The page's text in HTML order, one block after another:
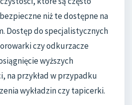
niż te dostępne na
Dostęp do specjalistycznych
czy odkurzacze
wyższych
na przykład w przypadku
wykładzin czy tapicerki.